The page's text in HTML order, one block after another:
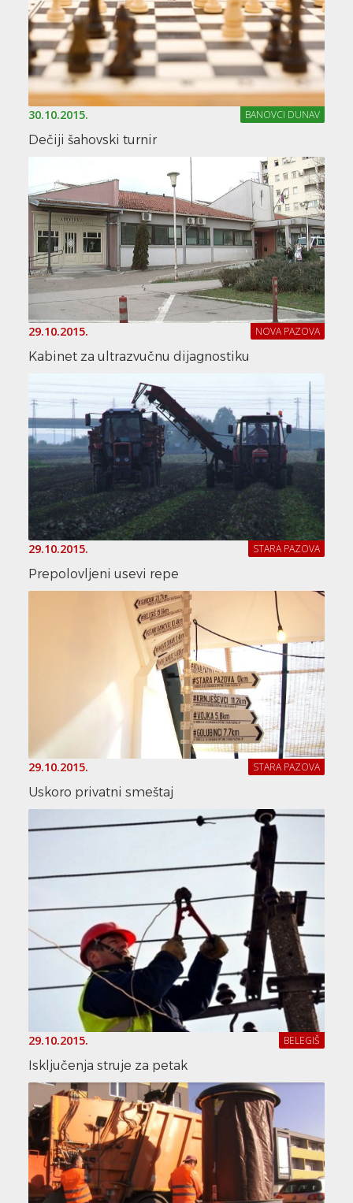
30.10.2015. BANOVCI DUNAV
Dečiji šahovski turnir
29.10.2015. NOVA PAZOVA
Kabinet za ultrazvučnu dijagnostiku
29.10.2015. STARA PAZOVA
Prepolovljeni usevi repe
29.10.2015. STARA PAZOVA
Uskoro privatni smeštaj
29.10.2015. BELEGIŠ
Isključenja struje za petak